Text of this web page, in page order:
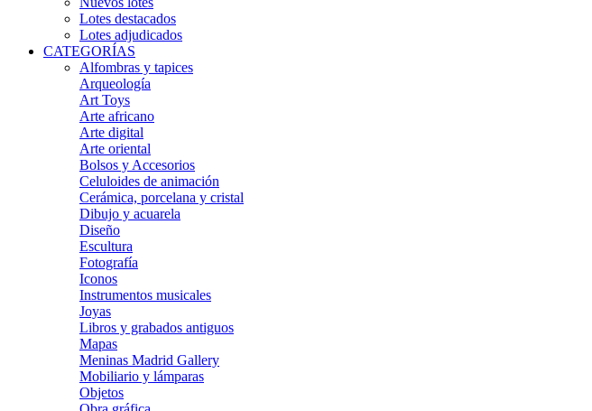
Lotes destacados
Lotes adjudicados
CATEGORÍAS
Alfombras y tapices
Arqueología
Art Toys
Arte africano
Arte digital
Arte oriental
Bolsos y Accesorios
Celuloides de animación
Cerámica, porcelana y cristal
Dibujo y acuarela
Diseño
Escultura
Fotografía
Iconos
Instrumentos musicales
Joyas
Libros y grabados antiguos
Mapas
Meninas Madrid Gallery
Mobiliario y lámparas
Objetos